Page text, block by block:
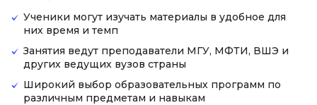
Ученики могут изучать материалы в удобное для
них время и темп
Занятия ведут преподаватели МГУ, МФТИ, ВШЭ и
других ведущих вузов страны
Широкий выбор образовательных программ по
различным предметам и навыкам